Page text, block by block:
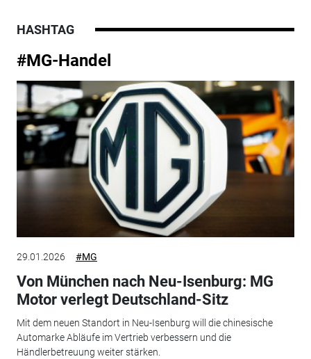
HASHTAG
#MG-Handel
29.01.2026 #MG
Von München nach Neu-Isenburg: MG
Motor verlegt Deutschland-Sitz
Mit dem neuen Standort in Neu-Isenburg will die chinesische
Automarke Abläufe im Vertrieb verbessern und die
Händlerbetreuung weiter stärken.